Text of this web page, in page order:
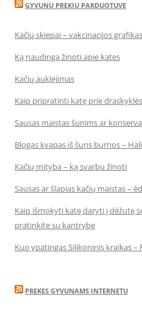
GYVUNU PREKIU PARDUOTUVE
Kačių skiepai – vakcinacijos grafikas
Ką naudinga žinoti apie kates
Kačių auklėjimas
Kaip pripratinti katę prie draskyklės
Sausas maistas šunims ar
Blogas kvapas iš šuns burnos –
Kačių mityba – ką svarbu žinoti
Sausas ar šlapias kačių maistas –
Kaip išmokyti katę daryti į dėžutę
pratinkite su kantrybe
Kuo ypatingas Silikoninis kraikas –
PREKES GYVUNAMS INTERNETU